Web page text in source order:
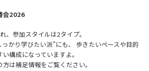
会2026
、参加スタイルは2タイプ。
っかり学びたい派”にも、 歩きたいペースや目的
構成になっていますよ。
は補足情報をご覧ください。